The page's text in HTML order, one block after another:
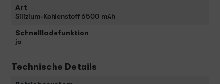
Art
Silizium-Kohlenstoff 6500 mAh
Schnellladefunktion
ja
Technische Details